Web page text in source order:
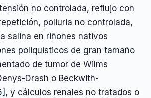
no controlada, reflujo con
poliuria no controlada,
salina en riñones nativos
poliquisticos de gran tamaño
de tumor de Wilms
Drash o Beckwith-
, y cálculos renales no tratados o